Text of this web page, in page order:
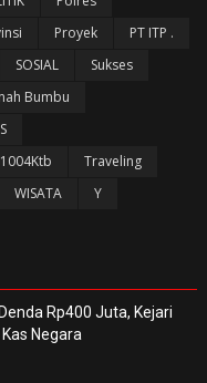
Proyek
PT ITP .
SOSIAL
Sukses
Bumbu
Traveling
WISATA
Y
Rp400 Juta, Kejari
Negara